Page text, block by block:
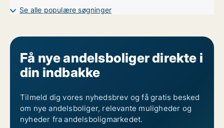
Se alle populære søgninger
Få nye andelsboliger direkte i
din indbakke
Tilmeld dig vores nyhedsbrev og få gratis besked
om nye andelsboliger, relevante muligheder og
nyheder fra andelsboligmarkedet.